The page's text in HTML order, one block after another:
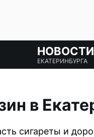
НОВОСТИ
ЕКАТЕРИНБУРГА
в
сигареты и